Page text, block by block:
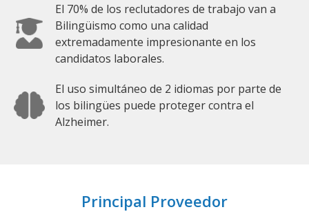
El 70% de los reclutadores de trabajo van a
Bilingüismo como una calidad
extremadamente impresionante en los
candidatos laborales.
El uso simultáneo de 2 idiomas por parte de
los bilingües puede proteger contra el
Alzheimer.
Principal Proveedor